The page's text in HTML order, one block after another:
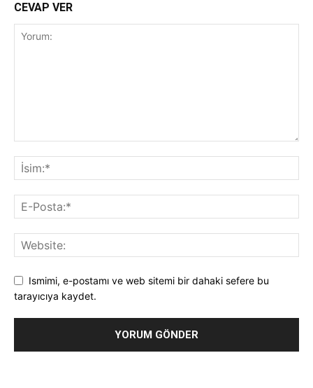
CEVAP VER
Ismimi, e-postamı ve web sitemi bir dahaki sefere bu
tarayıcıya kaydet.